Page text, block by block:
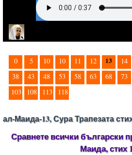
0 5 10 10 11 12 13 14
38
43 48 53 58 63 68 73
103
108 113 118
ал-Маида-13, Сура Трапезата
Сравнете всички български
Маида, стих